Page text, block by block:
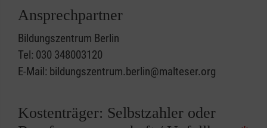
Ansprechpartner
Bildungszentrum Berlin
Tel: 030 348003120
E-Mail: bildungszentrum.berlin@malteser.org
Kostenträger: Selbstzahler oder